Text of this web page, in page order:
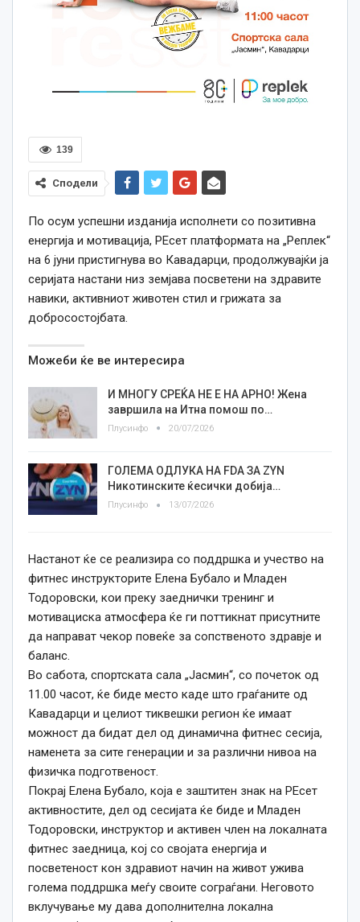
139
Сподели
По осум успешни изданија исполнети со позитивна
енергија и мотивација, РЕсет платформата на „Реплек“
на 6 јуни пристигнува во Кавадарци, продолжувајќи ја
серијата настани низ земјава посветени на здравите
навики, активниот животен стил и грижата за
добросостојбата.
Можеби ќе ве интересира
И МНОГУ СРЕЌА НЕ Е НА АРНО! Жена
завршила на Итна помош по…
Плусинфо 20/07/2026
ГОЛЕМА ОДЛУКА НА FDA ЗА ZYN
Никотинските ќесички добија…
Плусинфо 13/07/2026
Настанот ќе се реализира со поддршка и учество на
фитнес инструкторите Елена Бубало и Младен
Тодоровски, кои преку заеднички тренинг и
мотивациска атмосфера ќе ги поттикнат присутните
да направат чекор повеќе за сопственото здравје и
баланс.
Во сабота, спортската сала „Јасмин“, со почеток од
11.00 часот, ќе биде место каде што граѓаните од
Кавадарци и целиот тиквешки регион ќе имаат
можност да бидат дел од динамична фитнес сесија,
наменета за сите генерации и за различни нивоа на
физичка подготвеност.
Покрај Елена Бубало, која е заштитен знак на РЕсет
активностите, дел од сесијата ќе биде и Младен
Тодоровски, инструктор и активен член на локалната
фитнес заедница, кој со својата енергија и
посветеност кон здравиот начин на живот ужива
голема поддршка меѓу своите сограѓани. Неговото
вклучување му дава дополнителна локална